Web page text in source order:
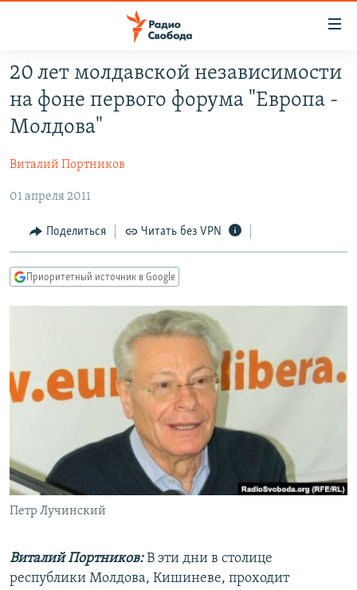
упрощенного
доступа
Вернуться
основному
Вернутся
главной
навигации
Вернутся
ПОДКАСТЫ
ЦИТАТЫ СВОБОДЫ
МНЕНИЯ
КУЛЬТУРА
IDEL.РЕАЛИИ
КАВКАЗ.РЕАЛИИ
СИБИРЬ.РЕАЛИИ
РАСПИСАНИЕ ВЕЩАНИЯ
ПОДПИШИТЕСЬ НА РАССЫЛКУ
СОЦИАЛЬНЫЕ СЕТИ
Все сайты РСЕ/РС
20 лет молдавской независимости
на фоне первого форума "Европа -
Молдова"
Виталий Портников
01 апреля 2011
Поделиться Читать без VPN
Приоритетный источник в Google
Петр Лучинский
Виталий Портников:В эти дни в столице
республики Молдова, Кишиневе, проходит